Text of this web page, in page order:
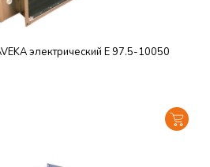
электрический E 97.5-10050